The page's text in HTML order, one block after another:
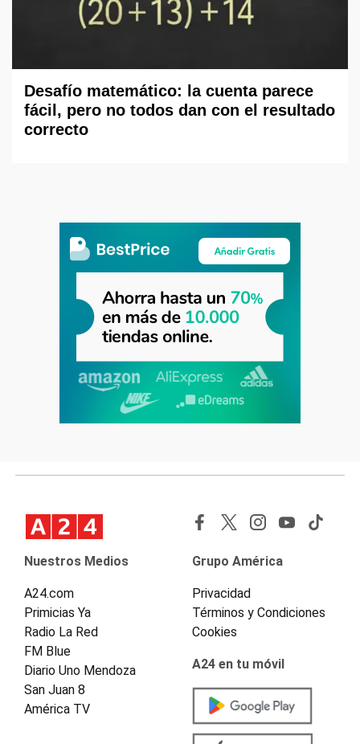
Desafío matemático: la cuenta parece
fácil, pero no todos dan con el resultado
correcto
Nuestros Medios
A24.com
Primicias Ya
Radio La Red
FM Blue
Diario Uno Mendoza
San Juan 8
América TV
Grupo América
Privacidad
Términos y Condiciones
Cookies
A24 en tu móvil